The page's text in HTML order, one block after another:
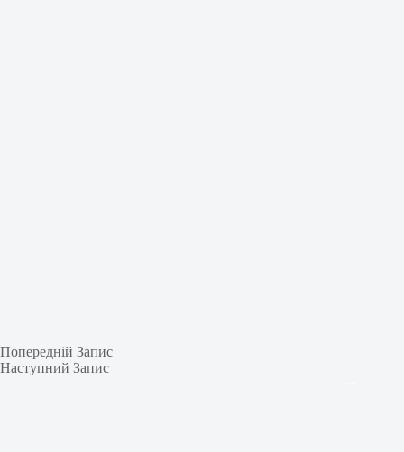
Попередній Запис
Наступний Запис